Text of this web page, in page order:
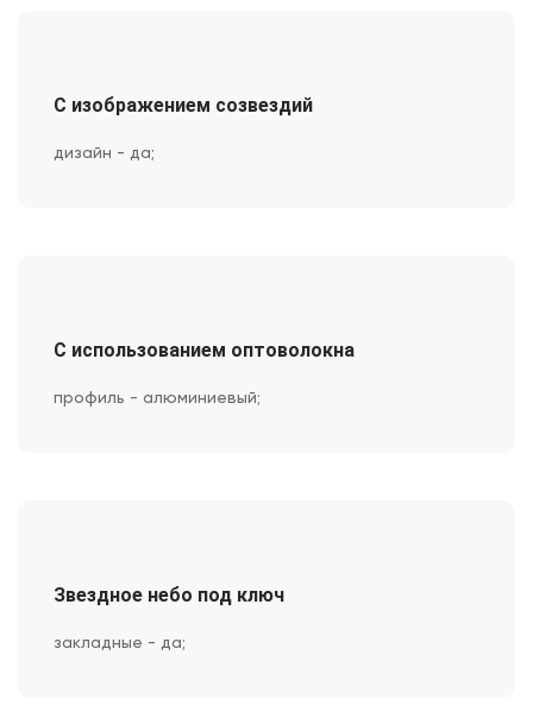
С изображением созвездий
дизайн - да;
С использованием оптоволокна
профиль - алюминиевый;
Звездное небо под ключ
закладные - да;